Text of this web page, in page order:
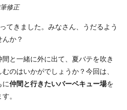
修正
てきました。みなさん、うだるよう
か？
と一緒に外に出て、夏バテを吹き
のはいかがでしょうか？今回は、
に仲間と行きたいバーベキュー場を
。